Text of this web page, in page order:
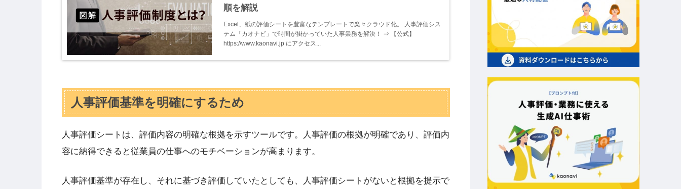
順を解説
Excel、紙の評価シートを豊富なテンプレートで楽々クラウド化。 人事評価シス
テム「カオナビ」で時間が掛かっていた人事業務を解決！ ⇒ 【公式】
https://www.kaonavi.jp にアクセス...
人事評価基準を明確にするため
人事評価シートは、評価内容の明確な根拠を示すツールです。人事評価の根拠が明確であり、評価内
容に納得できると従業員の仕事へのモチベーションが高まります。
人事評価基準が存在し、それに基づき評価していたとしても、人事評価シートがないと根拠を提示で